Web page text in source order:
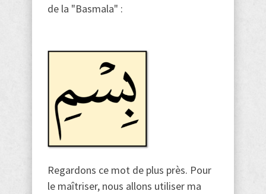
de la "Basmala" :
Regardons ce mot de plus près. Pour
le maîtriser, nous allons utiliser ma